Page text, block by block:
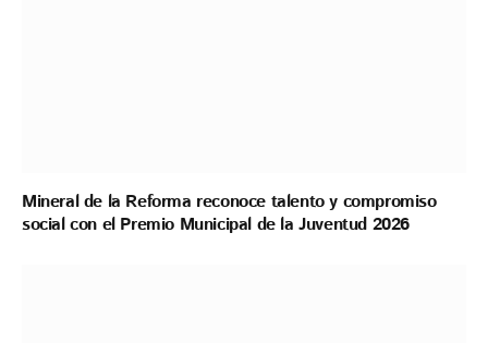
Mineral de la Reforma reconoce talento y compromiso
social con el Premio Municipal de la Juventud 2026